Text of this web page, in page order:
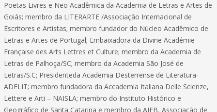
Poetas Livres e Neo Acadêmica da Academia de Letras e Artes de
Goiás; membro da LITERARTE /Associação Internacional de
Escritores e Artistas; membro fundador do Núcleo Acadêmico de
Letras e Artes de Portugal; Embaixadora da Divine Académie
Française des Arts Lettres et Culture; membro da Academia de
Letras de Palhoça/SC; membro da Academia São José de
Letras/S.C; Presidenteda Academia Desterrense de Literatura-
ADELIT; membro fundadora da Accademia Italiana Delle Scienze,
Lettere e Arti – NAISLA; membro do Instituto Histórico e
Geográfico de Santa Catarina e membro da AJEB, Associação de